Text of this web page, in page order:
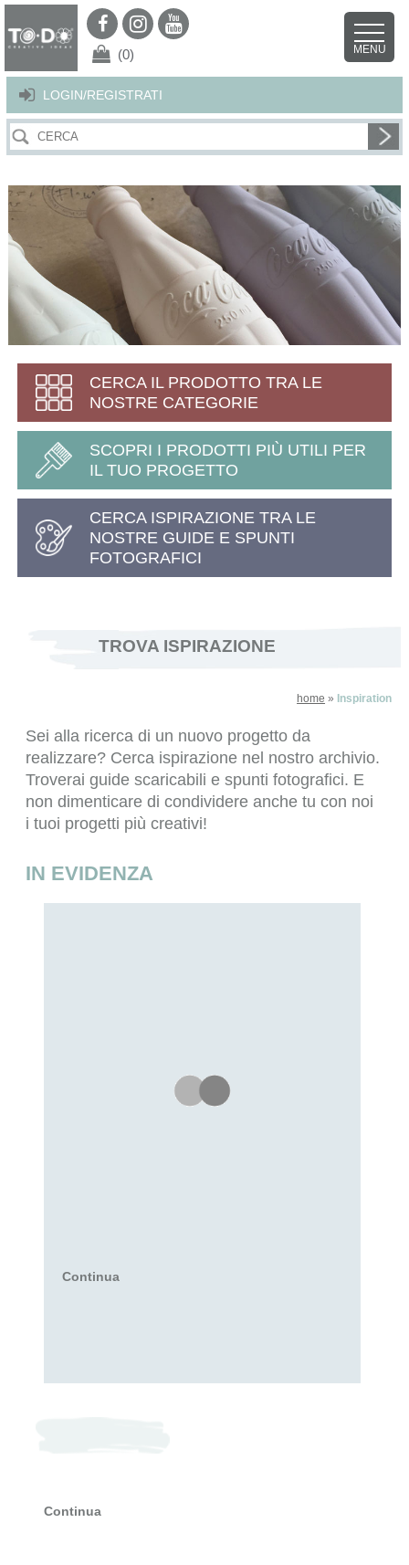
Per offrirti il miglior servizio possibile questo sito utilizza i cookies.
Continuando la navigazione nel sito autorizzi l’uso dei cookies. Per ulteriori
LOGIN/REGISTRATI
(0) MENU
CERCA IL PRODOTTO TRA LE
NOSTRE CATEGORIE
SCOPRI I PRODOTTI PIÙ UTILI PER
IL TUO PROGETTO
CERCA ISPIRAZIONE TRA LE
NOSTRE GUIDE E SPUNTI
FOTOGRAFICI
TROVA ISPIRAZIONE
home » Inspiration
Sei alla ricerca di un nuovo progetto da
realizzare? Cerca ispirazione nel nostro archivio.
Troverai guide scaricabili e spunti fotografici. E
non dimenticare di condividere anche tu con noi
i tuoi progetti più creativi!
IN EVIDENZA
Continua
Continua